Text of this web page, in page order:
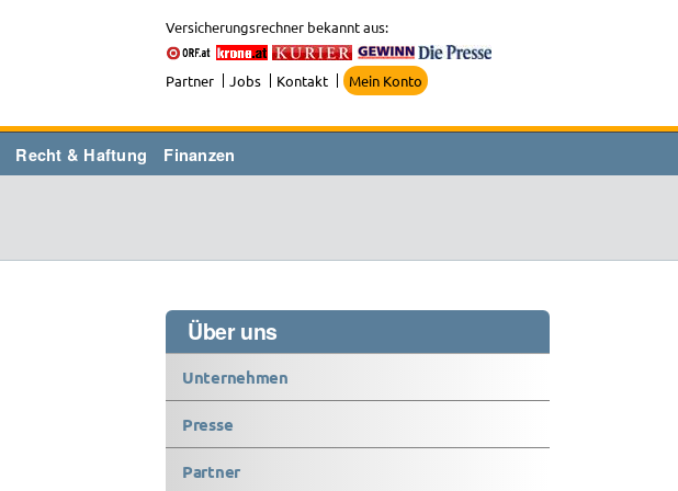
Versicherungsrechner bekannt aus:
Partner Jobs Kontakt Mein Konto
Recht & Haftung Finanzen
Über uns
Unternehmen
Presse
Partner